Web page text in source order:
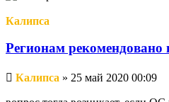
Калипса
Регионам рекомендовано
Непрочитанное
Калипса » 25 май 2020 00:09